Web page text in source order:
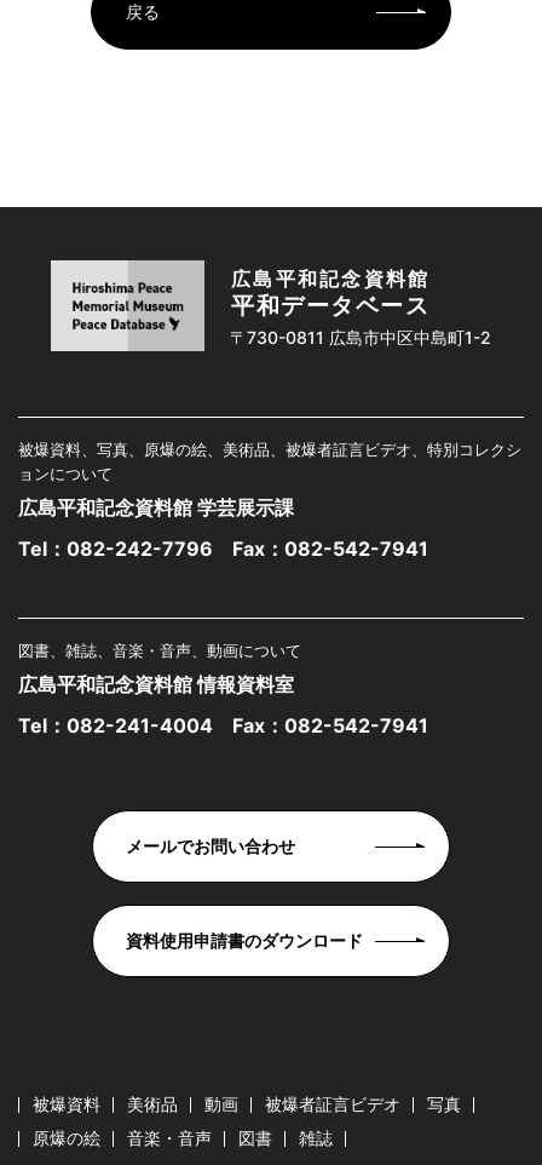
戻る
広島平和記念資料館
平和データベース
〒730-0811 広島市中区中島町1-2
被爆資料、写真、原爆の絵、美術品、被爆者証言ビデオ、特別コレクシ
ョンについて
広島平和記念資料館 学芸展示課
Tel： 082-242-7796 Fax：082-542-7941
図書、雑誌、音楽・音声、動画について
広島平和記念資料館 情報資料室
Tel： 082-241-4004 Fax：082-542-7941
メールでお問い合わせ
資料使用申請書のダウンロード
被爆資料 美術品 動画 被爆者証言ビデオ
写真
原爆の絵
音楽・音声 図書 雑誌